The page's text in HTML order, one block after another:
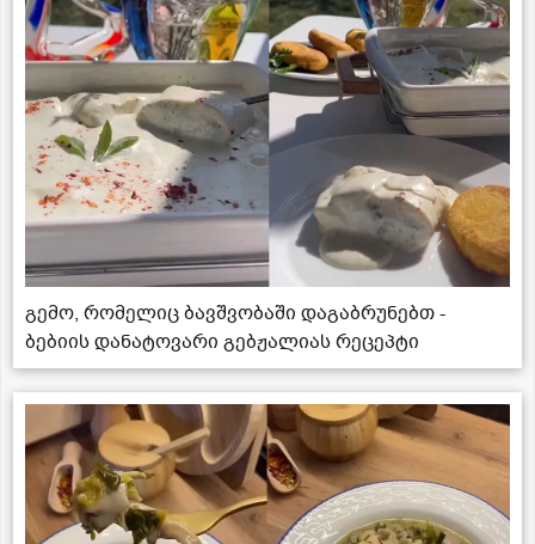
გემო, რომელიც ბავშვობაში დაგაბრუნებთ -
ბებიის დანატოვარი გებჟალიას რეცეპტი